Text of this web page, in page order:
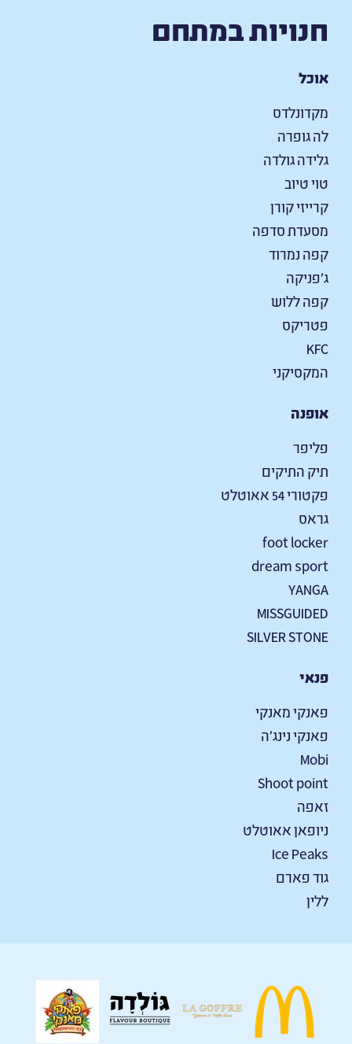
חנויות במתחם
אוכל
מקדונלדס
לה גופרה
גלידה גולדה
טוי טיוב
קרייזי קורן
מסעדת סדפה
קפה נמרוד
ג'פניקה
קפה ללוש
פטריקס
KFC
המקסיקני
אופנה
פליפר
תיק התיקים
פקטורי 54 אאוטלט
גראס
foot locker
dream sport
YANGA
MISSGUIDED
SILVER STONE
פנאי
פאנקי מאנקי
פאנקי נינג'ה
Mobi
Shoot point
זאפה
ניופאן אאוטלט
Ice Peaks
גוד פארם
ללין